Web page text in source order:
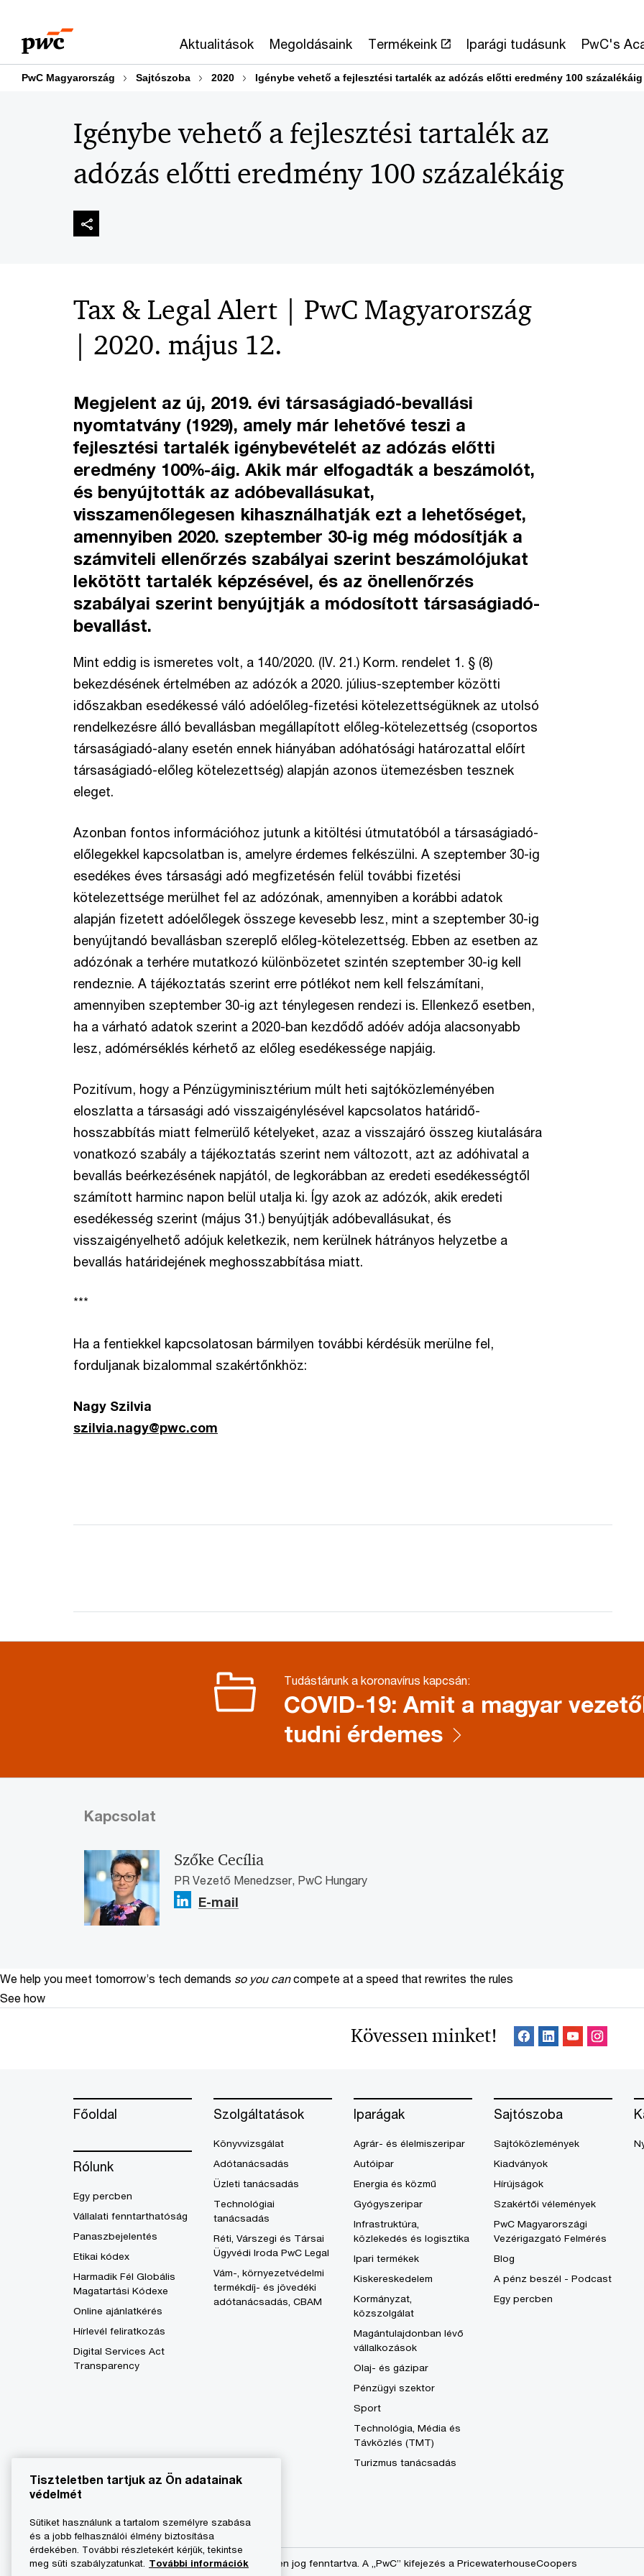
content
footer
Aktualitások Megoldásaink Termékeink Iparági tudásunk PwC's
PwC Magyarország Sajtószoba 2020 Igénybe vehető a fejlesztési tartalék az adózás előtti eredmény 100 százalékáig
Igénybe vehető a fejlesztési tartalék az
adózás előtti eredmény 100 százalékáig
Tax & Legal Alert | PwC Magyarország
| 2020. május 12.
Megjelent az új, 2019. évi társaságiadó-bevallási
nyomtatvány (1929), amely már lehetővé teszi a
fejlesztési tartalék igénybevételét az adózás előtti
eredmény 100%-áig. Akik már elfogadták a beszámolót,
és benyújtották az adóbevallásukat,
visszamenőlegesen kihasználhatják ezt a lehetőséget,
amennyiben 2020. szeptember 30-ig még módosítják a
számviteli ellenőrzés szabályai szerint beszámolójukat
lekötött tartalék képzésével, és az önellenőrzés
szabályai szerint benyújtják a módosított társaságiadó-
bevallást.
Mint eddig is ismeretes volt, a 140/2020. (IV. 21.) Korm. rendelet 1. § (8)
bekezdésének értelmében az adózók a 2020. július-szeptember közötti
időszakban esedékessé váló adóelőleg-fizetési kötelezettségüknek az utolsó
rendelkezésre álló bevallásban megállapított előleg-kötelezettség (csoportos
társaságiadó-alany esetén ennek hiányában adóhatósági határozattal előírt
társaságiadó-előleg kötelezettség) alapján azonos ütemezésben tesznek
eleget.
Azonban fontos információhoz jutunk a kitöltési útmutatóból a társaságiadó-
előlegekkel kapcsolatban is, amelyre érdemes felkészülni. A szeptember 30-ig
esedékes éves társasági adó megfizetésén felül további fizetési
kötelezettsége merülhet fel az adózónak, amennyiben a korábbi adatok
alapján fizetett adóelőlegek összege kevesebb lesz, mint a szeptember 30-ig
benyújtandó bevallásban szereplő előleg-kötelezettség. Ebben az esetben az
adózónak a terhére mutatkozó különbözetet szintén szeptember 30-ig kell
rendeznie. A tájékoztatás szerint erre pótlékot nem kell felszámítani,
amennyiben szeptember 30-ig azt ténylegesen rendezi is. Ellenkező esetben,
ha a várható adatok szerint a 2020-ban kezdődő adóév adója alacsonyabb
lesz, adómérséklés kérhető az előleg esedékessége napjáig.
Pozitívum, hogy a Pénzügyminisztérium múlt heti sajtóközleményében
eloszlatta a társasági adó visszaigénylésével kapcsolatos határidő-
hosszabbítás miatt felmerülő kételyeket, azaz a visszajáró összeg kiutalására
vonatkozó szabály a tájékoztatás szerint nem változott, azt az adóhivatal a
bevallás beérkezésének napjától, de legkorábban az eredeti esedékességtől
számított harminc napon belül utalja ki. Így azok az adózók, akik eredeti
esedékesség szerint (május 31.) benyújtják adóbevallásukat, és
visszaigényelhető adójuk keletkezik, nem kerülnek hátrányos helyzetbe a
bevallás határidejének meghosszabbítása miatt.
***
Ha a fentiekkel kapcsolatosan bármilyen további kérdésük merülne fel,
forduljanak bizalommal szakértőnkhöz:
Nagy Szilvia
szilvia.nagy@pwc.com
Tudástárunk a koronavírus kapcsán:
COVID-19: Amit a magyar
tudni érdemes
Kapcsolat
Szőke Cecília
PR Vezető Menedzser, PwC Hungary
E-mail
We help you meet tomorrow’s tech demands so you can compete at a speed that rewrites the rules
See how
Kövessen minket!
Főoldal
Rólunk
Egy percben
Vállalati fenntarthatóság
Panaszbejelentés
Etikai kódex
Harmadik Fél Globális
Magatartási Kódexe
Online ajánlatkérés
Hírlevél feliratkozás
Digital Services Act
Transparency
Szolgáltatások
Könyvvizsgálat
Adótanácsadás
Üzleti tanácsadás
Technológiai
tanácsadás
Réti, Várszegi és Társai
Ügyvédi Iroda PwC Legal
Vám-, környezetvédelmi
termékdíj- és jövedéki
adótanácsadás, CBAM
Iparágak
Agrár- és élelmiszeripar
Autóipar
Energia és közmű
Gyógyszeripar
Infrastruktúra,
közlekedés és logisztika
Ipari termékek
Kiskereskedelem
Kormányzat,
közszolgálat
Magántulajdonban lévő
vállalkozások
Olaj- és gázipar
Pénzügyi szektor
Sport
Technológia, Média és
Távközlés (TMT)
Turizmus tanácsadás
Sajtószoba
Sajtóközlemények
Kiadványok
Hírújságok
Szakértői vélemények
PwC Magyarországi
Vezérigazgató Felmérés
Blog
A pénz beszél - Podcast
Egy percben
© 2023 - 2026 PwC. Minden jog fenntartva. A „PwC” kifejezés a PricewaterhouseCoopers
Tiszteletben tartjuk az Ön adatainak
védelmét
Sütiket használunk a tartalom személyre szabása
és a jobb felhasználói élmény biztosítása
érdekében. További részletekért kérjük, tekintse
meg süti szabályzatunkat. További információk